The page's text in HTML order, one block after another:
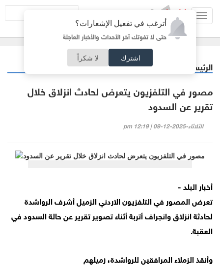
أترغب في تفعيل الإشعارات؟
حتى لا تفوتك آخر الأحداث والأخبار العاجلة
اشترك لا شكراً
الرئيسية
مصور في التلفزيون يتعرض لحادث انزلاق خلال
تقرير عن السدود
الثلاثاء-2025-12-09 | 12:19 pm
أخبار البلد -
تعرض المصور في التلفزيون الاردني الزميل أشرف الرواشدة
لحادثة انزلاق وانجراف أتربة أثناء تصوير تقرير عن حالة السدود في
العقبة.
وأنقذ الزملاء المرافقين للرواشدة، زميلهم